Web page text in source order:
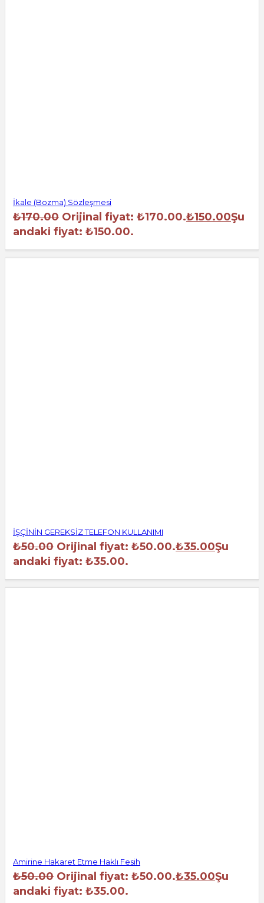
İkale (Bozma) Sözleşmesi
₺170.00 Orijinal fiyat: ₺170.00.₺150.00Şu
andaki fiyat: ₺150.00.
İŞÇİNİN GEREKSİZ TELEFON KULLANIMI
₺50.00 Orijinal fiyat: ₺50.00.₺35.00Şu
andaki fiyat: ₺35.00.
Amirine Hakaret Etme Haklı Fesih
₺50.00 Orijinal fiyat: ₺50.00.₺35.00Şu
andaki fiyat: ₺35.00.